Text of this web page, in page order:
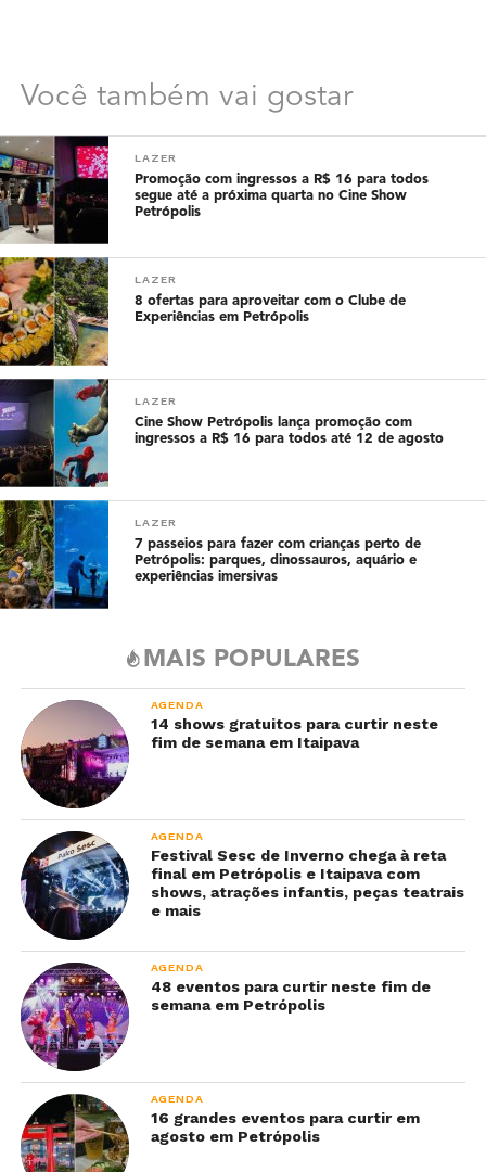
Você também vai gostar
LAZER
Promoção com ingressos a R$ 16 para todos
segue até a próxima quarta no Cine Show
Petrópolis
LAZER
8 ofertas para aproveitar com o Clube de
Experiências em Petrópolis
LAZER
Cine Show Petrópolis lança promoção com
ingressos a R$ 16 para todos até 12 de agosto
LAZER
7 passeios para fazer com crianças perto de
Petrópolis: parques, dinossauros, aquário e
experiências imersivas
MAIS POPULARES
AGENDA
14 shows gratuitos para curtir neste
fim de semana em Itaipava
AGENDA
Festival Sesc de Inverno chega à reta
final em Petrópolis e Itaipava com
shows, atrações infantis, peças teatrais
e mais
AGENDA
48 eventos para curtir neste fim de
semana em Petrópolis
AGENDA
16 grandes eventos para curtir em
agosto em Petrópolis